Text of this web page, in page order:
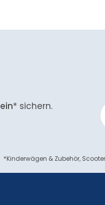
* sichern.
*Kinderwägen & Zubehör,